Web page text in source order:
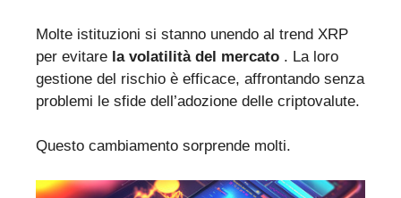
Molte istituzioni si stanno unendo al trend XRP
per evitare la volatilità del mercato . La loro
gestione del rischio è efficace, affrontando senza
problemi le sfide dell’adozione delle criptovalute.
Questo cambiamento sorprende molti.